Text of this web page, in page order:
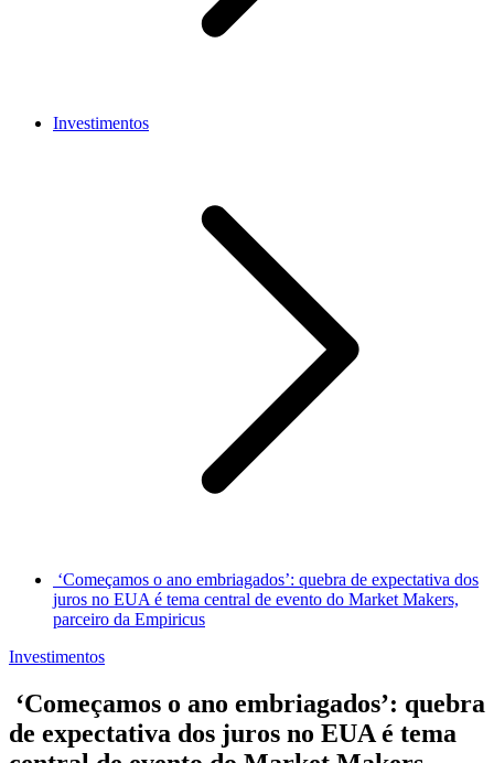
Investimentos
‘Começamos o ano embriagados’: quebra de expectativa dos
juros no EUA é tema central de evento do Market Makers,
parceiro da Empiricus
Investimentos
‘Começamos o ano embriagados’: quebra
de expectativa dos juros no EUA é tema